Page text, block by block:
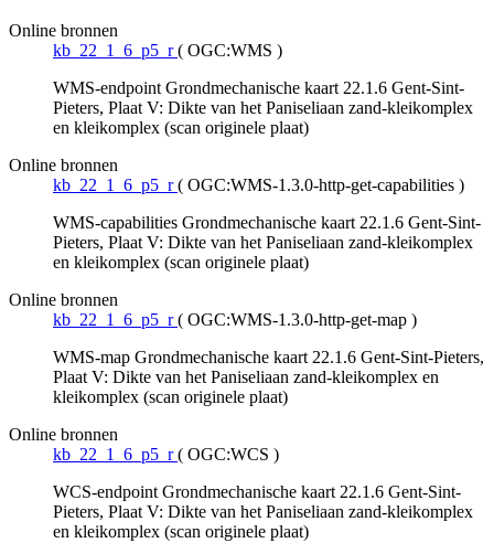
Online bronnen
kb_22_1_6_p5_r ( OGC:WMS )
WMS-endpoint Grondmechanische kaart 22.1.6 Gent-Sint-
Pieters, Plaat V: Dikte van het Paniseliaan zand-kleikomplex
en kleikomplex (scan originele plaat)
Online bronnen
kb_22_1_6_p5_r ( OGC:WMS-1.3.0-http-get-capabilities )
WMS-capabilities Grondmechanische kaart 22.1.6 Gent-Sint-
Pieters, Plaat V: Dikte van het Paniseliaan zand-kleikomplex
en kleikomplex (scan originele plaat)
Online bronnen
kb_22_1_6_p5_r ( OGC:WMS-1.3.0-http-get-map )
WMS-map Grondmechanische kaart 22.1.6 Gent-Sint-Pieters,
Plaat V: Dikte van het Paniseliaan zand-kleikomplex en
kleikomplex (scan originele plaat)
Online bronnen
kb_22_1_6_p5_r ( OGC:WCS )
WCS-endpoint Grondmechanische kaart 22.1.6 Gent-Sint-
Pieters, Plaat V: Dikte van het Paniseliaan zand-kleikomplex
en kleikomplex (scan originele plaat)